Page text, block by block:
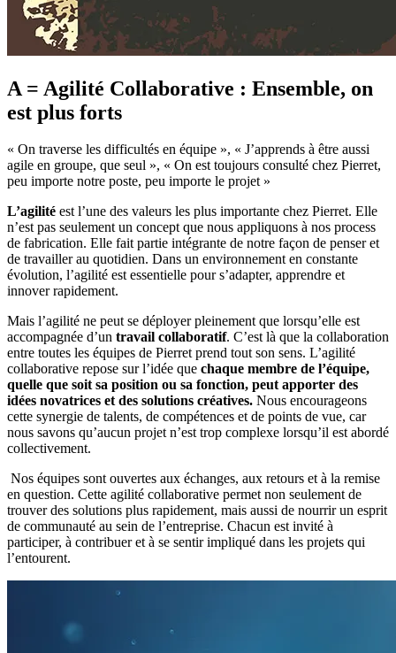
A = Agilité Collaborative : Ensemble, on
est plus forts
« On traverse les difficultés en équipe », « J’apprends à être aussi
agile en groupe, que seul », « On est toujours consulté chez Pierret,
peu importe notre poste, peu importe le projet »
L’agilité est l’une des valeurs les plus importante chez Pierret. Elle
n’est pas seulement un concept que nous appliquons à nos process
de fabrication. Elle fait partie intégrante de notre façon de penser et
de travailler au quotidien. Dans un environnement en constante
évolution, l’agilité est essentielle pour s’adapter, apprendre et
innover rapidement.
Mais l’agilité ne peut se déployer pleinement que lorsqu’elle est
accompagnée d’un travail collaboratif. C’est là que la collaboration
entre toutes les équipes de Pierret prend tout son sens. L’agilité
collaborative repose sur l’idée que chaque membre de l’équipe,
quelle que soit sa position ou sa fonction, peut apporter des
idées novatrices et des solutions créatives. Nous encourageons
cette synergie de talents, de compétences et de points de vue, car
nous savons qu’aucun projet n’est trop complexe lorsqu’il est abordé
collectivement.
Nos équipes sont ouvertes aux échanges, aux retours et à la remise
en question. Cette agilité collaborative permet non seulement de
trouver des solutions plus rapidement, mais aussi de nourrir un esprit
de communauté au sein de l’entreprise. Chacun est invité à
participer, à contribuer et à se sentir impliqué dans les projets qui
l’entourent.